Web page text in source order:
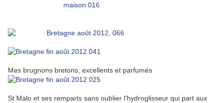
Mes brugnons bretons, excellents et parfumés
St Malo et ses remparts sans oublier l'hydroglisseur qui part aux